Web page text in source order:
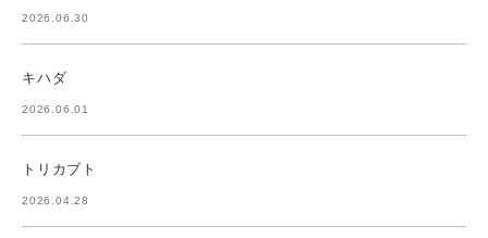
2026.06.30
キハダ
2026.06.01
トリカブト
2026.04.28